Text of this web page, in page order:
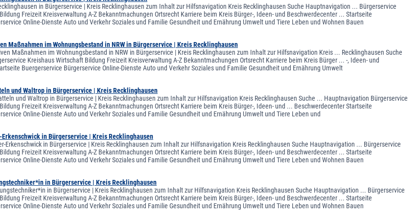
in Bürgerservice | Kreis Recklinghausen zum Inhalt zur Hilfsnavigation Kreis Recklinghausen Suche Hauptnavigation ... Bürgerservice
Freizeit Kreisverwaltung A-Z Bekanntmachungen Ortsrecht Karriere beim Kreis Bürger-, Ideen- und Beschwerdecenter ... Startseite
Online-Dienste Auto und Verkehr Soziales und Familie Gesundheit und Ernährung Umwelt und Tiere Leben und Wohnen Bauen
Maßnahmen im Wohnungsbestand in NRW in Bürgerservice | Kreis Recklinghausen
Maßnahmen im Wohnungsbestand in NRW in Bürgerservice | Kreis Recklinghausen zum Inhalt zur Hilfsnavigation Kreis ... Recklinghausen Suche
Kreishaus Wirtschaft Bildung Freizeit Kreisverwaltung A-Z Bekanntmachungen Ortsrecht Karriere beim Kreis Bürger ... -, Ideen- und
Buergerservice Bürgerservice Online-Dienste Auto und Verkehr Soziales und Familie Gesundheit und Ernährung Umwelt
und Waltrop in Bürgerservice | Kreis Recklinghausen
und Waltrop in Bürgerservice | Kreis Recklinghausen zum Inhalt zur Hilfsnavigation Kreis Recklinghausen Suche ... Hauptnavigation Bürgerservice
Freizeit Kreisverwaltung A-Z Bekanntmachungen Ortsrecht Karriere beim Kreis Bürger-, Ideen- und ... Beschwerdecenter Startseite
Online-Dienste Auto und Verkehr Soziales und Familie Gesundheit und Ernährung Umwelt und Tiere Leben und
Erkenschwick in Bürgerservice | Kreis Recklinghausen
Erkenschwick in Bürgerservice | Kreis Recklinghausen zum Inhalt zur Hilfsnavigation Kreis Recklinghausen Suche Hauptnavigation ... Bürgerservice
Freizeit Kreisverwaltung A-Z Bekanntmachungen Ortsrecht Karriere beim Kreis Bürger-, Ideen- und Beschwerdecenter ... Startseite
Online-Dienste Auto und Verkehr Soziales und Familie Gesundheit und Ernährung Umwelt und Tiere Leben und Wohnen Bauen
in Bürgerservice | Kreis Recklinghausen
in Bürgerservice | Kreis Recklinghausen zum Inhalt zur Hilfsnavigation Kreis Recklinghausen Suche Hauptnavigation ... Bürgerservice
Freizeit Kreisverwaltung A-Z Bekanntmachungen Ortsrecht Karriere beim Kreis Bürger-, Ideen- und Beschwerdecenter ... Startseite
Online-Dienste Auto und Verkehr Soziales und Familie Gesundheit und Ernährung Umwelt und Tiere Leben und Wohnen Bauen